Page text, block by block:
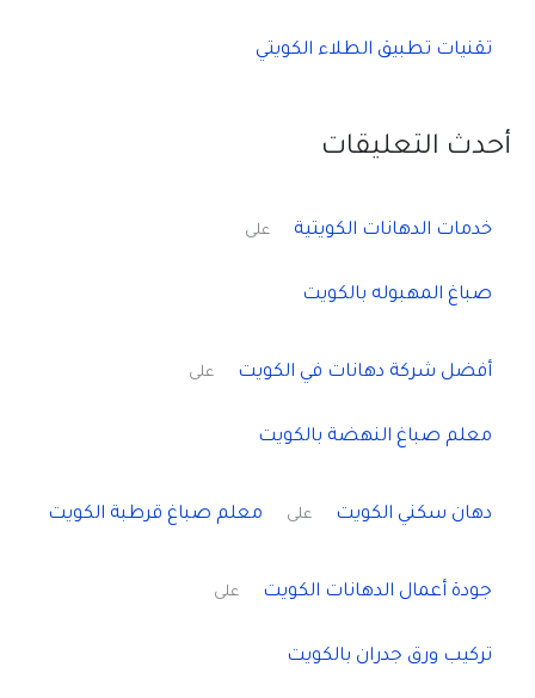
تقنيات تطبيق الطلاء الكويتي
أحدث التعليقات
خدمات الدهانات الكويتية على
صباغ المهبوله بالكويت
أفضل شركة دهانات في الكويت على
معلم صباغ النهضة بالكويت
دهان سكني الكويت على معلم صباغ قرطبة الكويت
جودة أعمال الدهانات الكويت على
تركيب ورق جدران بالكويت